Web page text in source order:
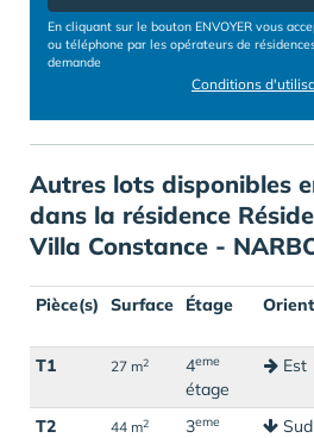
En cliquant sur le bouton ENVOYER vous
ou téléphone par les opérateurs de
demande
Conditions
Autres lots disponibles
dans la résidence
Villa Constance -
Pièce(s) Surface Étage
T1
27 m2 4eme
étage
Est
T2
44 m2 3eme Sud